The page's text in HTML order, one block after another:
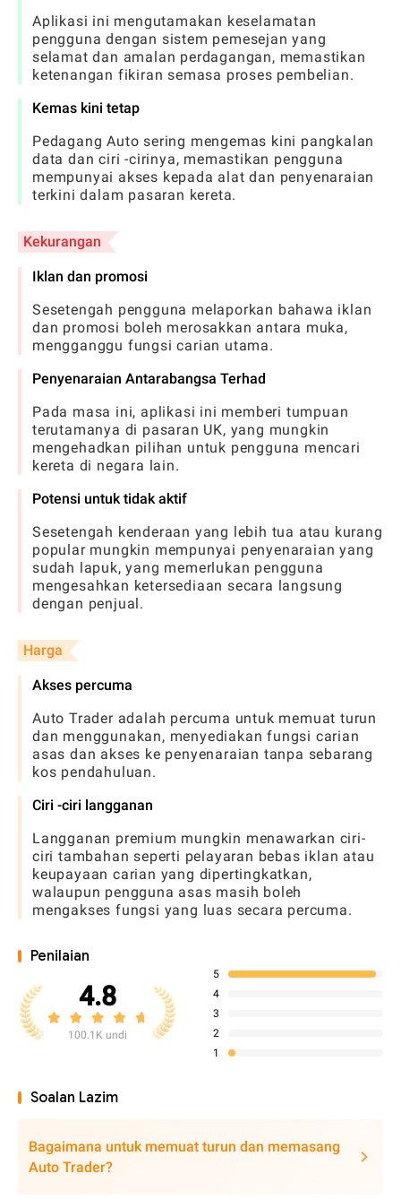
Aplikasi ini mengutamakan keselamatan
pengguna dengan sistem pemesejan yang
selamat dan amalan perdagangan, memastikan
ketenangan fikiran semasa proses pembelian.
Kemas kini tetap
Pedagang Auto sering mengemas kini pangkalan
data dan ciri -cirinya, memastikan pengguna
mempunyai akses kepada alat dan penyenaraian
terkini dalam pasaran kereta.
Kekurangan
Iklan dan promosi
Sesetengah pengguna melaporkan bahawa iklan
dan promosi boleh merosakkan antara muka,
mengganggu fungsi carian utama.
Penyenaraian Antarabangsa Terhad
Pada masa ini, aplikasi ini memberi tumpuan
terutamanya di pasaran UK, yang mungkin
mengehadkan pilihan untuk pengguna mencari
kereta di negara lain.
Potensi untuk tidak aktif
Sesetengah kenderaan yang lebih tua atau kurang
popular mungkin mempunyai penyenaraian yang
sudah lapuk, yang memerlukan pengguna
mengesahkan ketersediaan secara langsung
dengan penjual.
Harga
Akses percuma
Auto Trader adalah percuma untuk memuat turun
dan menggunakan, menyediakan fungsi carian
asas dan akses ke penyenaraian tanpa sebarang
kos pendahuluan.
Ciri -ciri langganan
Langganan premium mungkin menawarkan ciri-
ciri tambahan seperti pelayaran bebas iklan atau
keupayaan carian yang dipertingkatkan,
walaupun pengguna asas masih boleh
mengakses fungsi yang luas secara percuma.
Penilaian
4.8
100.1K undi
5
4
3
2
1
Soalan Lazim
Bagaimana untuk memuat turun dan memasang
Auto Trader?